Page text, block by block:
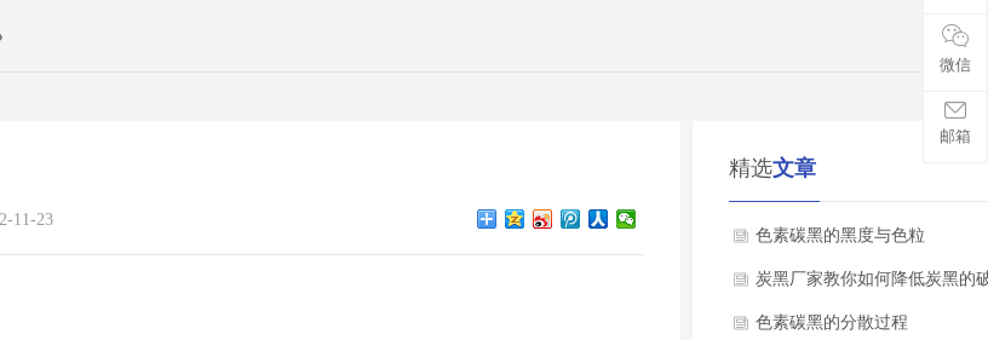
11-23
精选文章
色素碳黑的黑度与色粒
炭黑厂家教你如何降低炭黑的
率
色素碳黑的分散过程
微信
邮箱